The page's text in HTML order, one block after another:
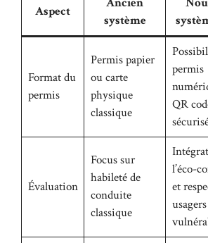
Aspect
système
Format du
permis
Permis papier
ou carte
physique
classique
permis
QR
Évaluation
Focus sur
habileté de
conduite
classique
l’éco-
et
usagers